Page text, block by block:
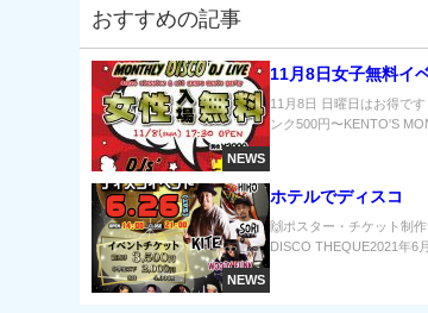
おすすめの記事
NEWS
11月8日女子無料イ
11月8日 日曜日はお得で
ンク500円〜KENTO'S
NEWS
ホテルでディスコ
🙌ポスター・チケット制
DISCO THEQUE2021年6